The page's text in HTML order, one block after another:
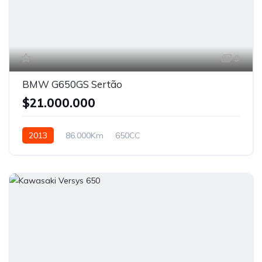
9
BMW G650GS Sertão
$21.000.000
2013 86.000Km 650CC